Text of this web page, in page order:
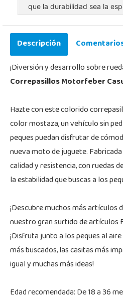
que la durabilidad sea la
Descripción
¡Diversión y desarrollo sobre
Correpasillos Motorfeber
Hazte con este colorido
color mostaza, un vehículo sin
peques puedan disfrutar de
nueva moto de juguete.
calidad y resistencia, con ruedas
la estabilidad que buscas a los
¡Descubre muchos más artículos
nuestro gran surtido de artículos
¡Disfruta junto a los peques al
más buscados, las casitas más
igual y muchas más ideas!
Edad recomendada: De 18 a 36